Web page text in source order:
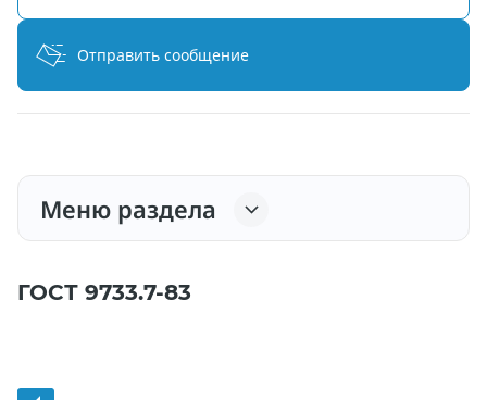
Отправить сообщение
Меню раздела
ГОСТ 9733.7-83